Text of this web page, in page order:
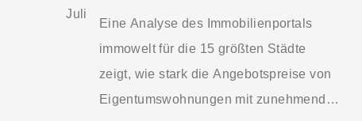
Juli
Eine Analyse des Immobilienportals
immowelt für die 15 größten Städte
zeigt, wie stark die Angebotspreise von
Eigentumswohnungen mit zunehmender